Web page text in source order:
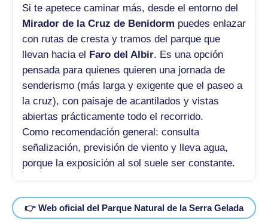
Si te apetece caminar más, desde el entorno del
Mirador de la Cruz de Benidorm puedes enlazar
con rutas de cresta y tramos del parque que
llevan hacia el
Faro del Albir. Es una opción
pensada para quienes quieren una jornada de
senderismo (más larga y exigente que el paseo a
la cruz), con paisaje de acantilados y vistas
abiertas prácticamente todo el recorrido.
Como recomendación general: consulta
señalización, previsión de viento y lleva agua,
porque la exposición al sol suele ser constante.
👉 Web oficial del Parque Natural de la Serra Gelada